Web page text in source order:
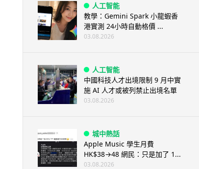
人工智能
教學：Gemini Spark 小龍蝦香
港實測 24小時自動格價 ...
03.08.2026
人工智能
中國科技人才出境限制 9 月中實
施 AI 人才或被列禁止出境名單
03.08.2026
城中熱話
Apple Music 學生月費
HK$38→48 網民：只是加了 1...
03.08.2026